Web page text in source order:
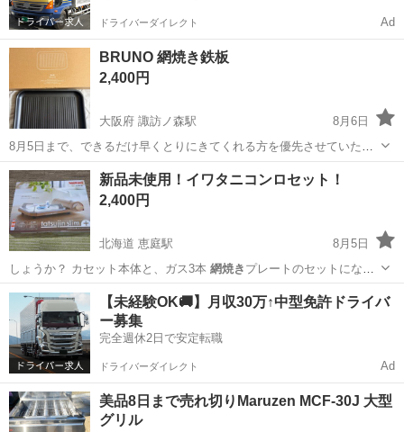
ドライバーダイレクト Ad
BRUNO 網焼き鉄板
2,400円
大阪府 諏訪ノ森駅
8月6日
8月5日まで、できるだけ早くとりにきてくれる方を優先させていただ
きます。 よろしくおねがいします。 １度使用しました。 中古品であ
る事をご理解下さい。 ノークレームノーリターンでお願いします。
大阪 堺市 諏訪ノ森駅 調理器具
新品未使用！イワタニコンロセット！
2,400円
北海道 恵庭駅
8月5日
しょうか？ カセット本体と、ガス3本 網焼き プレートのセットになり
ます
北海道 恵庭市 恵庭駅 調理器具 網焼き
【未経験OK🚚】月収30万↑中型免許ドライバ
ー募集
完全週休2日で安定転職
ドライバーダイレクト Ad
美品8日まで売れ切りMaruzen MCF-30J 大型
グリル